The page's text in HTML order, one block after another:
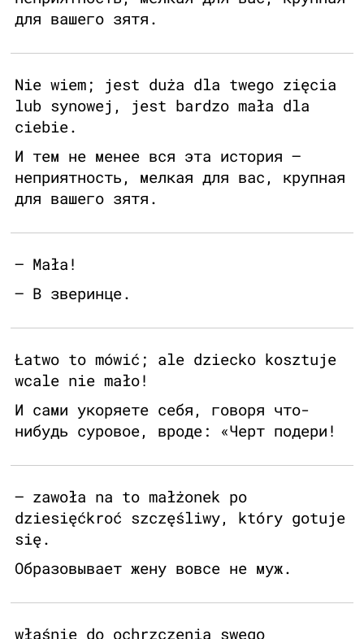
для вашего зятя.
Nie wiem; jest duża dla twego zięcia
lub synowej, jest bardzo mała dla
ciebie.
И тем не менее вся эта история –
неприятность, мелкая для вас, крупная
для вашего зятя.
— Mała!
– В зверинце.
Łatwo to mówić; ale dziecko kosztuje
wcale nie mało!
И сами укоряете себя, говоря что-
нибудь суровое, вроде: «Черт подери!
— zawoła na to małżonek po
dziesięćkroć szczęśliwy, który gotuje
się.
Образовывает жену вовсе не муж.
właśnie do ochrzczenia swego